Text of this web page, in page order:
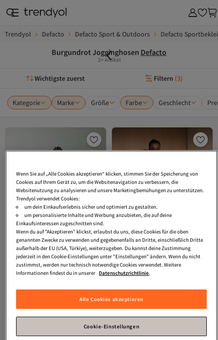
Trendyol Defacto Defacto Sport & Outdoors Defacto
Burgundrot Jogginghosen Defacto
2+ Artikel
Wichtigste zuerst Filtern (3)
Kategorie Marke Größe Farbe Geschlecht
Jogginghose mit Taschen
29,
Taschenhose in Standardgröße mit
weichem Fleece-Innenfutter für
Sportler F1694AX25WN
4.2
Versand kostenlos ab 35€
21,
Wenn Sie auf „Alle Cookies akzeptieren“ klicken, stimmen Sie der Speicherung von
Cookies auf Ihrem Gerät zu, um die Websitenavigation zu verbessern, die
Websitenutzung zu analysieren und unsere Marketingbemühungen zu unterstützen.
Trendyol verwendet Cookies:
um dein Einkaufserlebnis sicher und optimiert zu gestalten.
um personalisierte Inhalte und Werbung anzubieten, die auf deine
Einkaufsinteressen zugeschnitten sind.
Wenn du auf "Akzeptieren" klickst, erlaubst du uns, diese Cookies für die oben
genannten Zwecke zu verwenden und gegebenenfalls an Dritte, einschließlich Dritte
außerhalb der EU (USA, Türkiye), weiterzugeben. Du kannst deine Zustimmung
jederzeit in den Cookie-Einstellungen unter "Einstellungen" ändern. Wenn du nicht
zustimmst, werden nur technisch notwendige Cookies verwendet. Weitere
Informationen findest du in unserer Datenschutzrichtlinie.
Alle Cookies akzeptieren
Cookie-Einstellungen